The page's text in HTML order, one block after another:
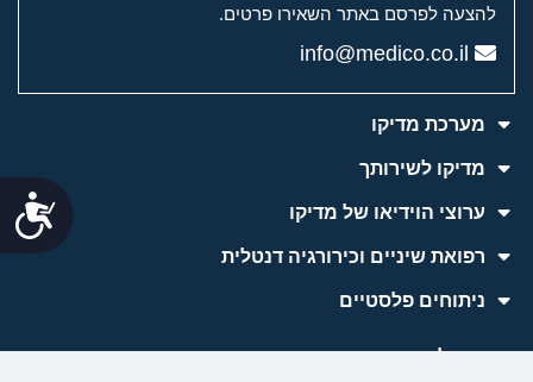
להצעה לפרסם באתר השאירו פרטים.
info@medico.co.il
מערכת מדיקו
מדיקו לשירותך
ערוצי הוידיאו של מדיקו
רפואת שיניים וכירורגיה דנטלית
ניתוחים פלסטיים
טיפולים אסתטיים